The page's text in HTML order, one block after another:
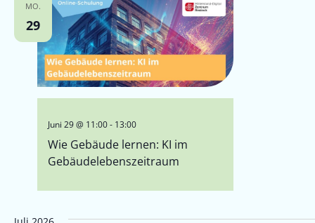
MO.
29
Wie Gebäude lernen: KI im
Gebäudelebenszeitraum
Juni 29 @ 11:00- 13:00